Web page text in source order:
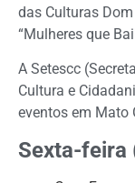
das Culturas
“Mulheres que
A Setescc
Cultura e
eventos em Mato
Sexta-feira